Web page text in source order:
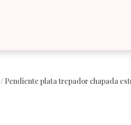
/ Pendiente plata trepador chapada